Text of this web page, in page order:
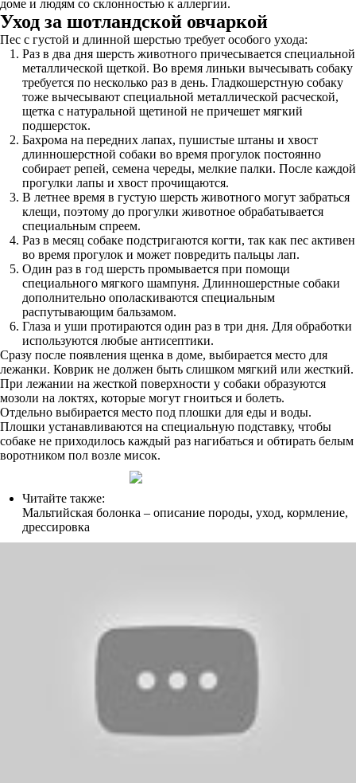
доме и людям со склонностью к аллергии.
Уход за шотландской овчаркой
Пес с густой и длинной шерстью требует особого ухода:
Раз в два дня шерсть животного причесывается специальной
металлической щеткой. Во время линьки вычесывать собаку
требуется по несколько раз в день. Гладкошерстную собаку
тоже вычесывают специальной металлической расческой,
щетка с натуральной щетиной не причешет мягкий
подшерсток.
Бахрома на передних лапах, пушистые штаны и хвост
длинношерстной собаки во время прогулок постоянно
собирает репей, семена череды, мелкие палки. После каждой
прогулки лапы и хвост прочищаются.
В летнее время в густую шерсть животного могут забраться
клещи, поэтому до прогулки животное обрабатывается
специальным спреем.
Раз в месяц собаке подстригаются когти, так как пес активен
во время прогулок и может повредить пальцы лап.
Один раз в год шерсть промывается при помощи
специального мягкого шампуня. Длинношерстные собаки
дополнительно ополаскиваются специальным
распутывающим бальзамом.
Глаза и уши протираются один раз в три дня. Для обработки
используются любые антисептики.
Сразу после появления щенка в доме, выбирается место для
лежанки. Коврик не должен быть слишком мягкий или жесткий.
При лежании на жесткой поверхности у собаки образуются
мозоли на локтях, которые могут гноиться и болеть.
Отдельно выбирается место под плошки для еды и воды.
Плошки устанавливаются на специальную подставку, чтобы
собаке не приходилось каждый раз нагибаться и обтирать белым
воротником пол возле мисок.
Читайте также:
Мальтийская болонка – описание породы, уход, кормление,
дрессировка